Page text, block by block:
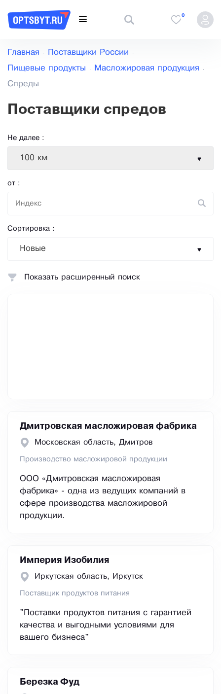
0
Главная Поставщики России
Пищевые продукты Масложировая продукция
Спреды
Поставщики спредов
Не далее :
100 км
от :
Сортировка :
Новые
Дмитровская масложировая фабрика
Московская область, Дмитров
Производство масложировой продукции
ООО «Дмитровская масложировая
фабрика» - одна из ведущих компаний в
сфере производства масложировой
продукции.
Империя Изобилия
Иркутская область, Иркутск
Поставщик продуктов питания
"Поставки продуктов питания с гарантией
качества и выгодными условиями для
вашего бизнеса"
Березка Фуд
Показать расширенный поиск